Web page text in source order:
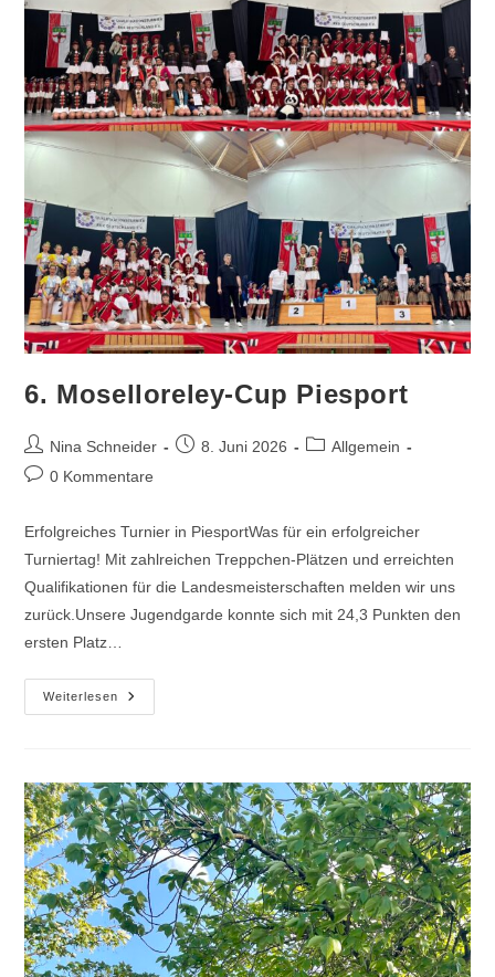
6. Moselloreley-Cup Piesport
Beitrags-
Autor:
Nina Schneider
Beitrag8. Juni 2026
Beitrags-
Allgemein
Beitrags-
0 Kommentare
Erfolgreiches Turnier in PiesportWas für ein erfolgreicher
Turniertag! Mit zahlreichen Treppchen-Plätzen und erreichten
Qualifikationen für die Landesmeisterschaften melden wir uns
zurück.Unsere Jugendgarde konnte sich mit 24,3 Punkten den
ersten Platz…
Weiterlesen
6.
Moselloreley-